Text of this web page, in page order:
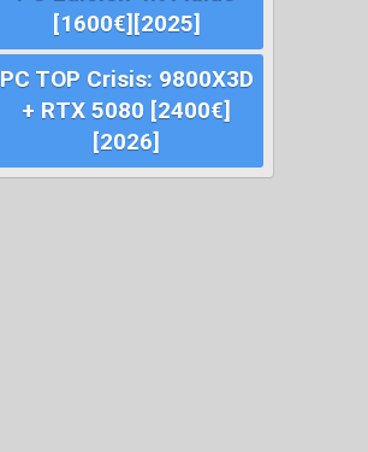
[1600€][2025]
PC TOP Crisis: 9800X3D
+ RTX 5080 [2400€]
[2026]